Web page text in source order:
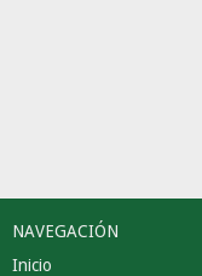
NAVEGACIÓN
Inicio